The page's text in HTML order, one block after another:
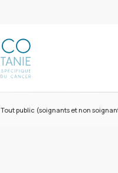
Tout public (soignants et non